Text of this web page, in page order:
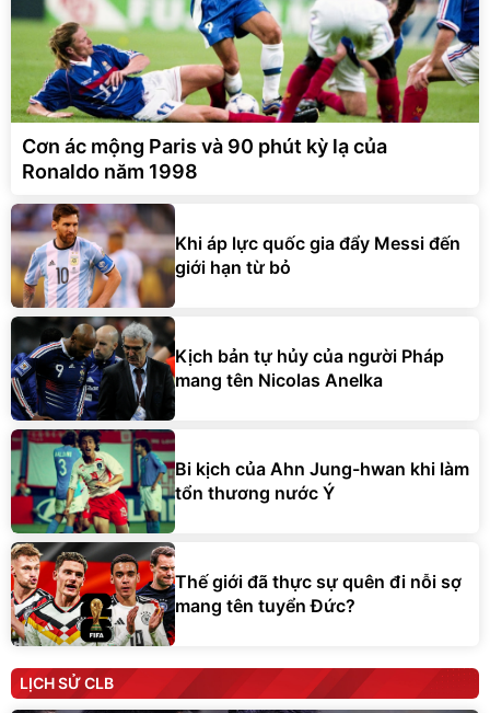
Cơn ác mộng Paris và 90 phút kỳ lạ của
Ronaldo năm 1998
Khi áp lực quốc gia đẩy Messi đến
giới hạn từ bỏ
Kịch bản tự hủy của người Pháp
mang tên Nicolas Anelka
Bi kịch của Ahn Jung-hwan khi làm
tổn thương nước Ý
Thế giới đã thực sự quên đi nỗi sợ
mang tên tuyển Đức?
LỊCH SỬ CLB